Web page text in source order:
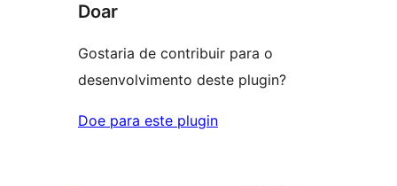
Doar
Gostaria de contribuir para o
desenvolvimento deste plugin?
Doe para este plugin